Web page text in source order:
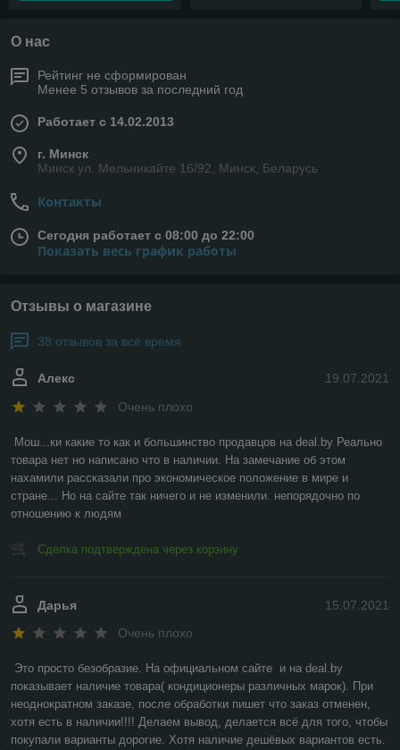
О нас
Рейтинг не сформирован
Менее 5 отзывов за последний год
Работает с 14.02.2013
г. Минск
Минск ул. Мельникайте 16/92, Минск, Беларусь
Контакты
Сегодня работает с 08:00 до 22:00
Показать весь график работы
Отзывы о магазине
38 отзывов за всё время
19.07.2021
Алекс
Очень плохо
Мош...ки какие то как и большинство продавцов на deal.by Реально
товара нет но написано что в наличии. На замечание об этом
нахамили рассказали про экономическое положение в мире и
стране... Но на сайте так ничего и не изменили. непорядочно по
отношению к людям
Сделка подтверждена через корзину
15.07.2021
Дарья
Очень плохо
Это просто безобразие. На официальном сайте  и на deal.by
показывает наличие товара( кондиционеры различных марок). При
неоднократном заказе, после обработки пишет что заказ отменен,
хотя есть в наличии!!!! Делаем вывод, делается всё для того, чтобы
покупали варианты дорогие. Хотя наличие дешёвых вариантов есть.